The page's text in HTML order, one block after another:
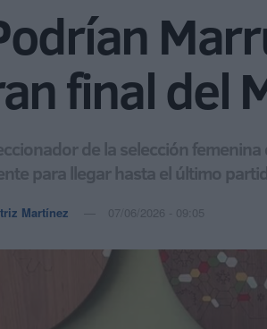
final del
de la selección
para llegar hasta el último
Martínez 07/06/2026 - 09:05